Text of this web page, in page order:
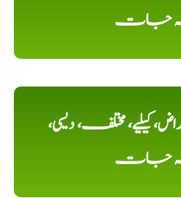
جات
کیلیے، مختلف، دیسی،
جات